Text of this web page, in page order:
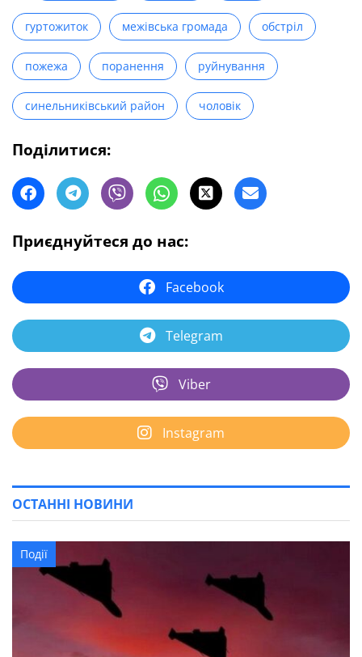
гуртожиток межівська громада обстріл
пожежа поранення руйнування
синельниківський район чоловік
Поділитися:
Приєднуйтеся до нас:
Facebook
Telegram
Viber
Instagram
ОСТАННІ НОВИНИ
Події